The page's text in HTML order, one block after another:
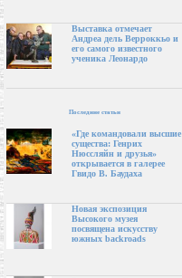
Выставка отмечает
Андреа дель Верроккьо и
его самого известного
ученика Леонардо
Последние статьи
«Где командовали высшие
существа: Генрих
Нюссляйн и друзья»
открывается в галерее
Гвидо В. Баудаха
Новая экспозиция
Высокого музея
посвящена искусству
южных backroads